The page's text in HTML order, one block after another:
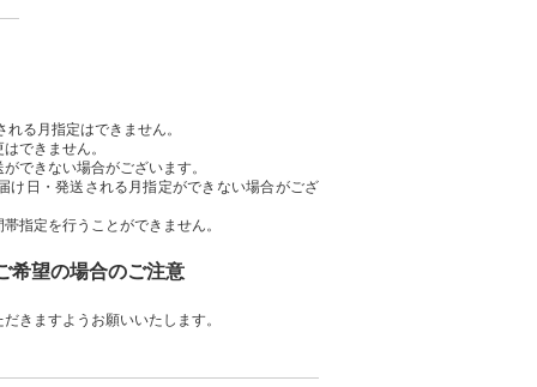
る月指定はできません。
できません。
できない場合がございます。
日・発送される月指定ができない場合がござ
指定を行うことができません。
希望の場合のご注意
きますようお願いいたします。